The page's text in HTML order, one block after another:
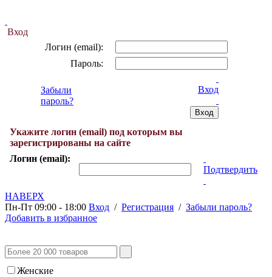
Вход
Логин (email):
Пароль:
Забыли
пароль?
Вход
Укажите логин (email) под которым вы
зарегистрированы на сайте
Логин (email):
Подтвердить
НАВЕРХ
Пн-Пт 09:00 - 18:00 Вход / Регистрация / Забыли пароль?
Добавить в избранное
Женские